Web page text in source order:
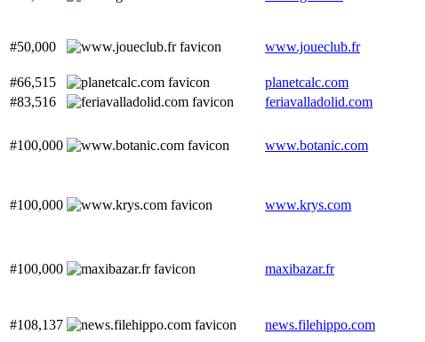
#50,000 www.joueclub.fr
#66,515 planetcalc.com
#83,516
feriavalladolid.com
#100,000 www.botanic.com
#100,000 www.krys.com
#100,000 maxibazar.fr
#108,137 news.filehippo.com